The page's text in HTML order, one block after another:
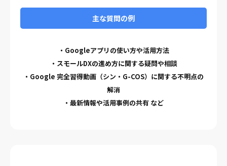
主な質問の例
・Googleアプリの使い方や活用方法
・スモールDXの進め方に関する疑問や相談
・Google 完全習得動画（シン・G-COS）に関する不明点の
解消
・最新情報や活用事例の共有 など